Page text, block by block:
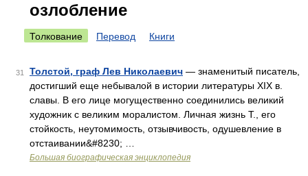
озлобление
Толкование Перевод Книги
31 Толстой, граф Лев Николаевич — знаменитый писатель,
достигший еще небывалой в истории литературы XIX в.
славы. В его лице могущественно соединились великий
художник с великим моралистом. Личная жизнь Т., его
стойкость, неутомимость, отзывчивость, одушевление в
отстаивании&#8230; …
Большая биографическая энциклопедия